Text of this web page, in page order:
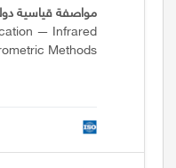
مواصفة قياسية
— Infrared
Methods